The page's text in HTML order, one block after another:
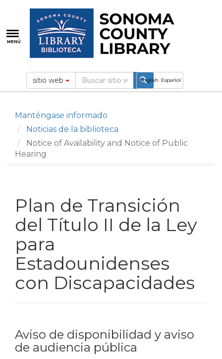
contenido
principal
MENÚ
English Español
sitio web
Manténgase informado
Noticias de la biblioteca
Notice of Availability and Notice of Public
Hearing
Plan de Transición
del Título II de la Ley
para
Estadounidenses
con Discapacidades
Aviso de disponibilidad y aviso
de audiencia pública